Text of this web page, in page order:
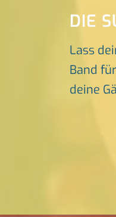
DIE
Lass
Band
deine